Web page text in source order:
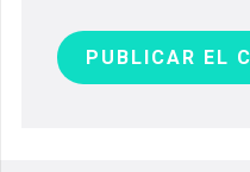
PUBLICAR EL